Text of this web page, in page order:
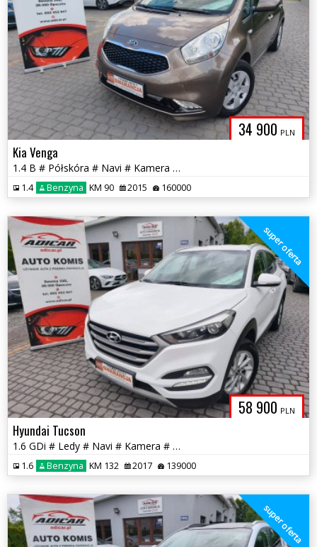
34 900 PLN
Kia Venga
1.4 B # Półskóra # Navi # Kamera # Piękna! # Serwis # GWARANCJA !!!
1.4 Benzyna KM 90 2015 160000
58 900 PLN
super oferta
Hyundai Tucson
1.6 GDi # Ledy # Navi # Kamera # PDC # Piękny! GWARANCJA !!!
1.6 Benzyna KM 132 2017 139000
super oferta